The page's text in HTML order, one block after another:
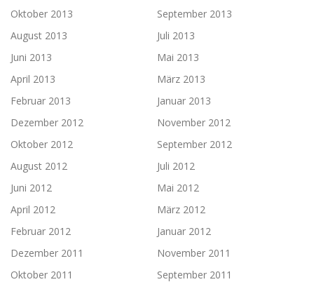
Oktober 2013
September 2013
August 2013
Juli 2013
Juni 2013
Mai 2013
April 2013
März 2013
Februar 2013
Januar 2013
Dezember 2012
November 2012
Oktober 2012
September 2012
August 2012
Juli 2012
Juni 2012
Mai 2012
April 2012
März 2012
Februar 2012
Januar 2012
Dezember 2011
November 2011
Oktober 2011
September 2011